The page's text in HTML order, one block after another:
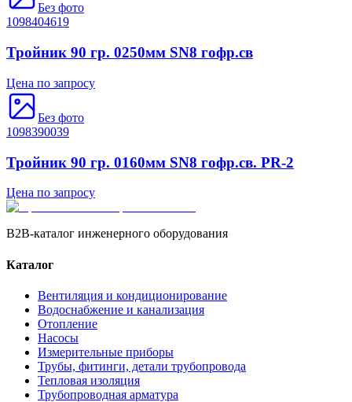
Без фото
1098404619
Тройник 90 гр. 0250мм SN8 гофр.св
Цена по запросу
Без фото
1098390039
Тройник 90 гр. 0160мм SN8 гофр.св. PR-2
Цена по запросу
B2B-каталог инженерного оборудования
Каталог
Вентиляция и кондиционирование
Водоснабжение и канализация
Отопление
Насосы
Измерительные приборы
Трубы, фитинги, детали трубопровода
Тепловая изоляция
Трубопроводная арматура